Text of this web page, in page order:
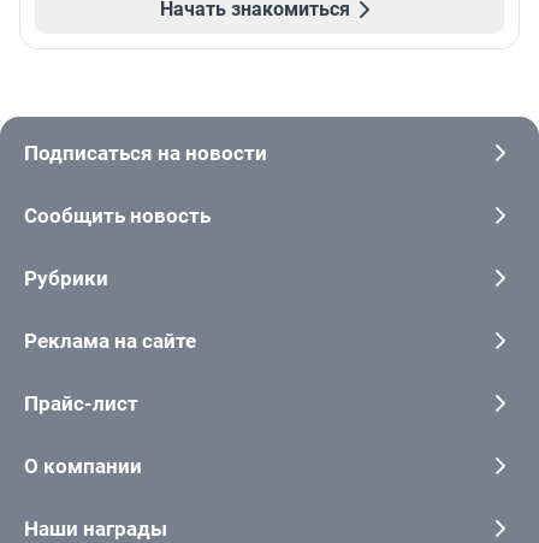
Начать знакомиться
Подписаться на новости
Сообщить новость
Рубрики
Реклама на сайте
Прайс-лист
О компании
Наши награды